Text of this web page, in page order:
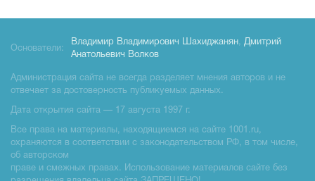
Основатели:
Владимир Владимирович Шахиджанян, Дмитрий
Анатольевич Волков
Администрация сайта не всегда разделяет мнения авторов и не
отвечает за достоверность публикуемых данных.
Дата открытия сайта — 17 августа 1997 г.
Все права на материалы, находящиемся на сайте 1001.ru,
охраняются в соответствии с законодательством РФ, в том числе,
об авторском
праве и смежных правах. Использование материалов сайте без